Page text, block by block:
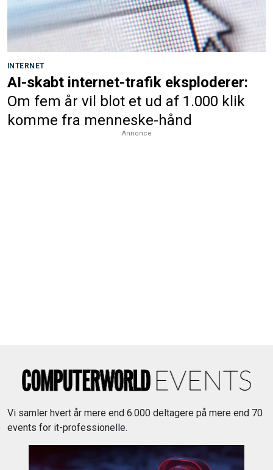
INTERNET
AI-skabt internet-trafik eksploderer:
Om fem år vil blot et ud af 1.000 klik
komme fra menneske-hånd
Annonce
Vi samler hvert år mere end 6.000 deltagere på mere end 70
events for it-professionelle.